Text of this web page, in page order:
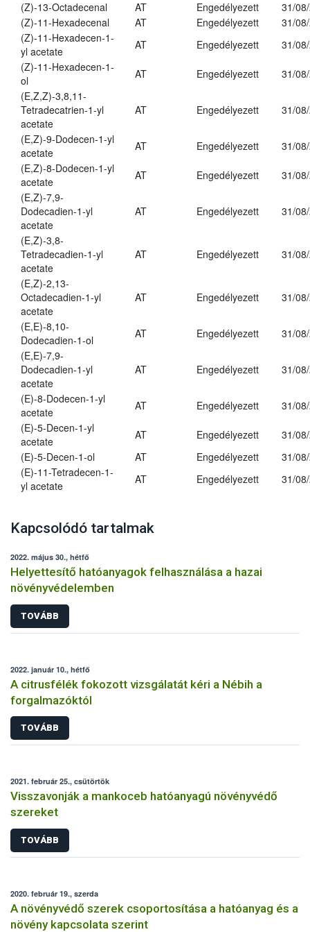
(Z)-13-Octadecenal
AT Engedélyezett
31/
(Z)-11-Hexadecenal
AT Engedélyezett
31/
(Z)-11-Hexadecen-1-
yl acetate
AT Engedélyezett
31/
(Z)-11-Hexadecen-1-
ol
AT Engedélyezett
31/
(E,Z,Z)-3,8,11-
Tetradecatrien-1-yl
acetate
AT Engedélyezett 31/
(E,Z)-9-Dodecen-1-yl
acetate
AT Engedélyezett
31/
(E,Z)-8-Dodecen-1-yl
acetate
AT Engedélyezett
31/
(E,Z)-7,9-
Dodecadien-1-yl
acetate
AT Engedélyezett 31/
(E,Z)-3,8-
Tetradecadien-1-yl
acetate
AT Engedélyezett 31/
(E,Z)-2,13-
Octadecadien-1-yl
acetate
AT Engedélyezett 31/
(E,E)-8,10-
Dodecadien-1-ol
AT Engedélyezett
31/
(E,E)-7,9-
Dodecadien-1-yl
acetate
AT Engedélyezett 31/
(E)-8-Dodecen-1-yl
acetate
AT Engedélyezett
31/
(E)-5-Decen-1-yl
acetate
AT Engedélyezett
31/
(E)-5-Decen-1-ol
AT Engedélyezett
31/
(E)-11-Tetradecen-1-
yl acetate
AT Engedélyezett 31/
Kapcsolódó tartalmak
2022. május 30., hétfő
Helyettesítő hatóanyagok felhasználása a hazai
növényvédelemben
TOVÁBB
2022. január 10., hétfő
A citrusfélék fokozott vizsgálatát kéri a Nébih a
forgalmazóktól
TOVÁBB
2021. február 25., csütörtök
Visszavonják a mankoceb hatóanyagú növényvédő
szereket
TOVÁBB
2020. február 19., szerda
A növényvédő szerek csoportosítása a hatóanyag és a
növény kapcsolata szerint